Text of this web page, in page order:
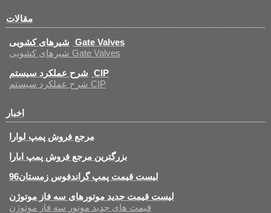
مقالات
شیرهای کشویی Gate Valves
شیرهای کشویی Gate Valves
شرح عملکرد سیستم CIP
شرح عملکرد سیستم CIP
اخبار
مرجع فروش پمپ لوارا
بزرگترین مرجع فروش پمپ ابارا
لیست قیمت پمپ گراندفوس زمستان96
لیست قیمت جدید موتورهای سه فاز موتوژن
قیمت های جدید موتور سه فاز موتوژن